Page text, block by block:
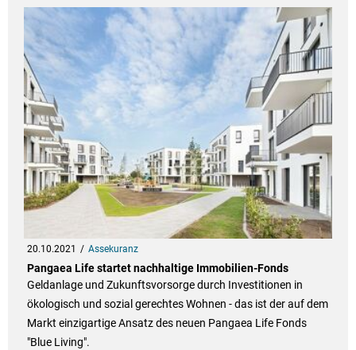
20.10.2021 Assekuranz
Pangaea Life startet nachhaltige Immobilien-Fonds
Geldanlage und Zukunftsvorsorge durch Investitionen in
ökologisch und sozial gerechtes Wohnen - das ist der auf dem
Markt einzigartige Ansatz des neuen Pangaea Life Fonds
"Blue Living".